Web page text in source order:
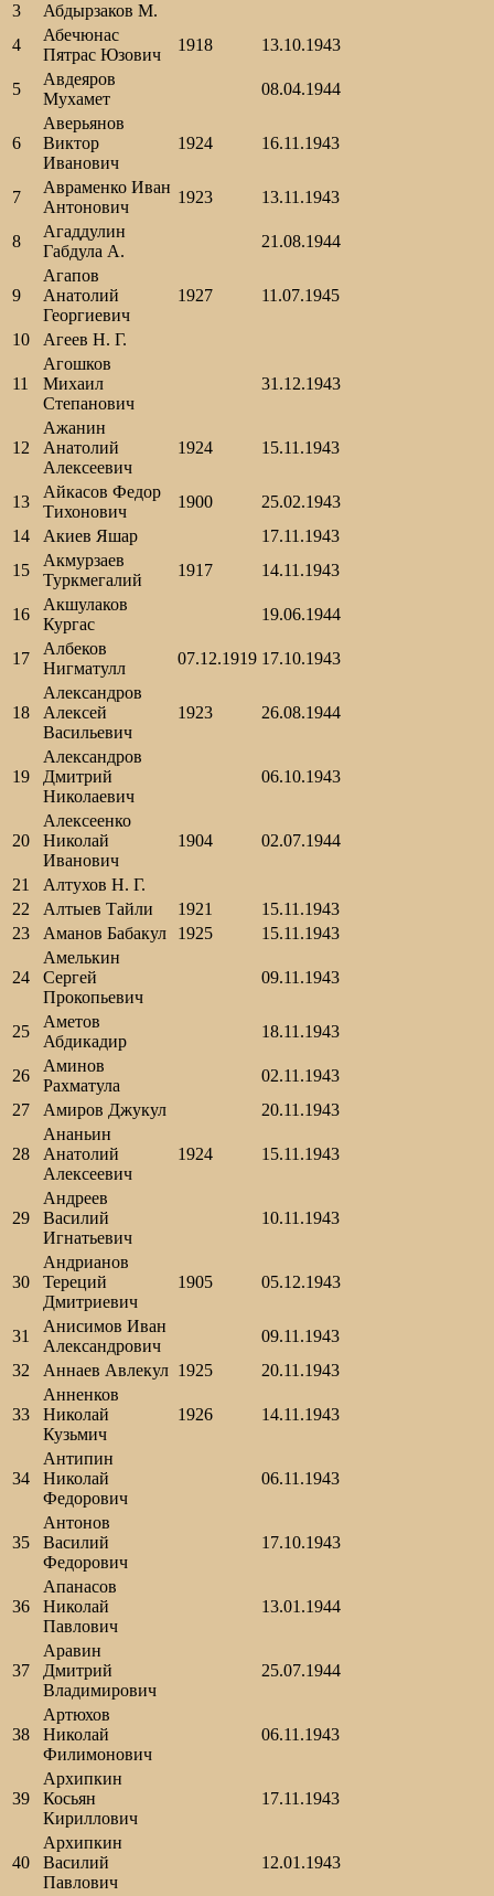
3
Абдырзаков М.
4
Абечюнас
Пятрас Юзович
1918 13.10.1943
5
Авдеяров
Мухамет
08.04.1944
6
Аверьянов
Виктор
Иванович
1924 16.11.1943
7
Авраменко Иван
Антонович
1923 13.11.1943
8
Агаддулин
Габдула А.
21.08.1944
9
Агапов
Анатолий
Георгиевич
1927 11.07.1945
10 Агеев Н. Г.
11
Агошков
Михаил
Степанович
31.12.1943
12
Ажанин
Анатолий
Алексеевич
1924 15.11.1943
13
Айкасов Федор
Тихонович
1900
25.02.1943
14
Акиев Яшар
17.11.1943
15
Акмурзаев
Туркмегалий
1917 14.11.1943
16
Акшулаков
Кургас
19.06.1944
17
Албеков
Нигматулл
07.12.1919 17.10.1943
18
Александров
Алексей
Васильевич
1923 26.08.1944
19
Александров
Дмитрий
Николаевич
06.10.1943
20
Алексеенко
Николай
Иванович
1904 02.07.1944
21
Алтухов Н. Г.
22
Алтыев Тайли 1921
15.11.1943
23
Аманов Бабакул 1925 15.11.1943
24
Амелькин
Сергей
Прокопьевич
09.11.1943
25
Аметов
Абдикадир
18.11.1943
26
Аминов
Рахматула
02.11.1943
27
Амиров Джукул 20.11.1943
28
Ананьин
Анатолий
Алексеевич
1924 15.11.1943
29
Андреев
Василий
Игнатьевич
10.11.1943
30
Андрианов
Тереций
Дмитриевич
1905 05.12.1943
31
Анисимов Иван
Александрович
09.11.1943
32
Аннаев Авлекул 1925 20.11.1943
33
Анненков
Николай
Кузьмич
1926 14.11.1943
34
Антипин
Николай
Федорович
06.11.1943
35
Антонов
Василий
Федорович
17.10.1943
36
Апанасов
Николай
Павлович
13.01.1944
37
Аравин
Дмитрий
Владимирович
25.07.1944
38
Артюхов
Николай
Филимонович
06.11.1943
39
Архипкин
Косьян
Кириллович
17.11.1943
40
Архипкин
Василий
Павлович
12.01.1943